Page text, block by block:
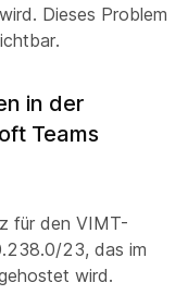
Dieses Problem
in der
Teams
für den VIMT-
23, das im
wird.